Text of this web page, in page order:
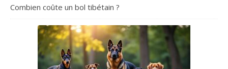
Combien coûte un bol tibétain ?